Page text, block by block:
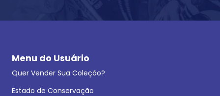
Menu do Usuário
Quer Vender Sua Coleção?
Estado de Conservação